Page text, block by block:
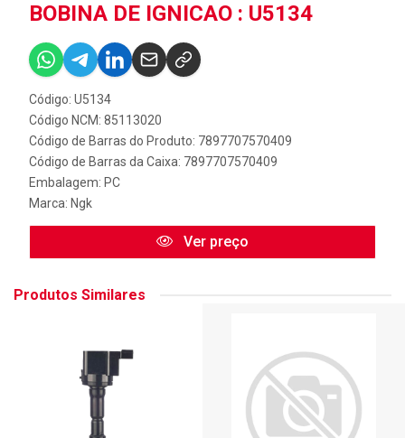
BOBINA DE IGNICAO : U5134
Código: U5134
Código NCM: 85113020
Código de Barras do Produto: 7897707570409
Código de Barras da Caixa: 7897707570409
Embalagem: PC
Marca: Ngk
Ver preço
Produtos Similares